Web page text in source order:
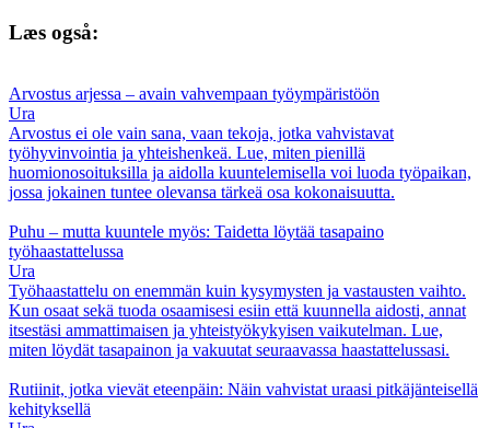
Læs også:
Arvostus arjessa – avain vahvempaan työympäristöön
Ura
Arvostus ei ole vain sana, vaan tekoja, jotka vahvistavat
työhyvinvointia ja yhteishenkeä. Lue, miten pienillä
huomionosoituksilla ja aidolla kuuntelemisella voi luoda työpaikan,
jossa jokainen tuntee olevansa tärkeä osa kokonaisuutta.
Puhu – mutta kuuntele myös: Taidetta löytää tasapaino
työhaastattelussa
Ura
Työhaastattelu on enemmän kuin kysymysten ja vastausten vaihto.
Kun osaat sekä tuoda osaamisesi esiin että kuunnella aidosti, annat
itsestäsi ammattimaisen ja yhteistyökykyisen vaikutelman. Lue,
miten löydät tasapainon ja vakuutat seuraavassa haastattelussasi.
Rutiinit, jotka vievät eteenpäin: Näin vahvistat uraasi pitkäjänteisellä
kehityksellä